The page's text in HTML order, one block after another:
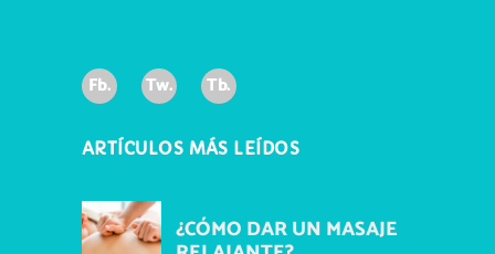
Fb. Tw. Tb.
ARTÍCULOS MÁS LEÍDOS
¿CÓMO DAR UN MASAJE